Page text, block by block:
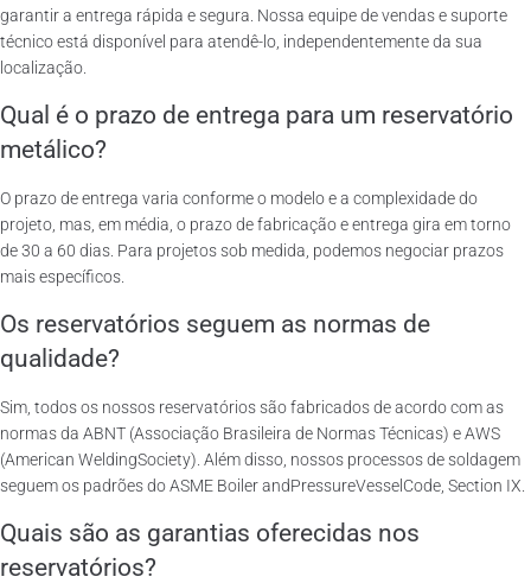
garantir a entrega rápida e segura. Nossa equipe de vendas e suporte
técnico está disponível para atendê-lo, independentemente da sua
localização.
Qual é o prazo de entrega para um reservatório
metálico?
O prazo de entrega varia conforme o modelo e a complexidade do
projeto, mas, em média, o prazo de fabricação e entrega gira em torno
de 30 a 60 dias. Para projetos sob medida, podemos negociar prazos
mais específicos.
Os reservatórios seguem as normas de
qualidade?
Sim, todos os nossos reservatórios são fabricados de acordo com as
normas da ABNT (Associação Brasileira de Normas Técnicas) e AWS
(American WeldingSociety). Além disso, nossos processos de soldagem
seguem os padrões do ASME Boiler andPressureVesselCode, Section IX.
Quais são as garantias oferecidas nos
reservatórios?